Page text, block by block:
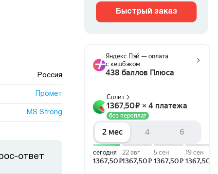
Россия
Промет
MS Strong
ответ
Быстрый заказ